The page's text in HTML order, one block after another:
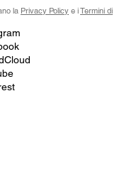
la Privacy Policy e iTermini di